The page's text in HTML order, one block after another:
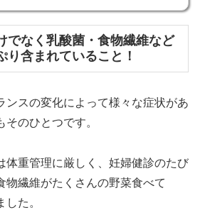
でなく乳酸菌・食物繊維など
り含まれていること！
ンスの変化によって様々な症状があ
のひとつです。
体重管理に厳しく、妊婦健診のたび
物繊維がたくさんの野菜食べて
た。